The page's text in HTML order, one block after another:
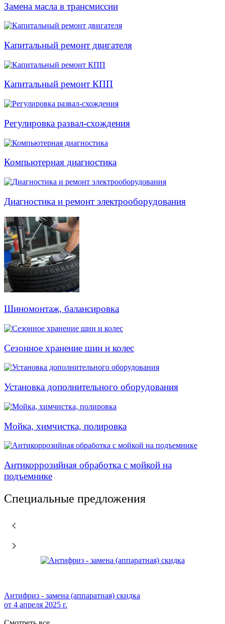
Замена масла в трансмиссии
Капитальный ремонт двигателя
Капитальный ремонт КПП
Регулировка развал-схождения
Компьютерная диагностика
Диагностика и ремонт электрооборудования
Шиномонтаж, балансировка
Сезонное хранение шин и колес
Установка дополнительного оборудования
Мойка, химчистка, полировка
Антикоррозийная обработка с мойкой на
подъемнике
Специальные предложения
Антифриз - замена (аппаратная) скидка
от 4 апреля 2025 г.